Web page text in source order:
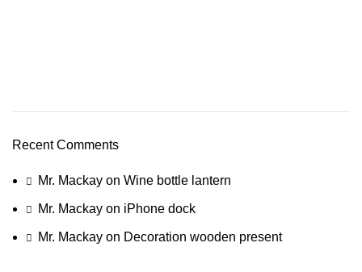
Recent Comments
Mr. Mackay on Wine bottle lantern
Mr. Mackay on iPhone dock
Mr. Mackay on Decoration wooden present